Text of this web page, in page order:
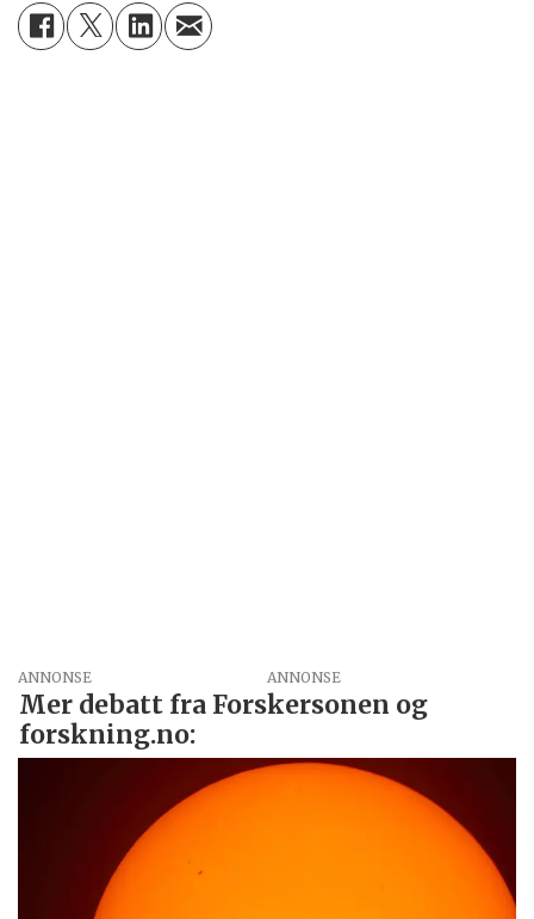
ANNONSE
Mer debatt fra Forskersonen og
forskning.no: